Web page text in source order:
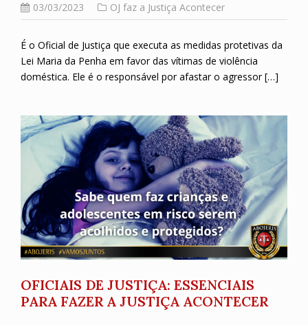
03/03/2023 OJ faz a Justiça Acontecer
É o Oficial de Justiça que executa as medidas protetivas da
Lei Maria da Penha em favor das vítimas de violência
doméstica. Ele é o responsável por afastar o agressor […]
OFICIAIS DE JUSTIÇA: ESSENCIAIS
PARA FAZER A JUSTIÇA ACONTECER